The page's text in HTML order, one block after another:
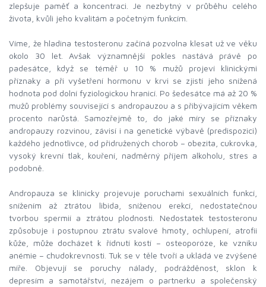
zlepšuje paměť a koncentraci. Je nezbytný v průběhu celého
života, kvůli jeho kvalitám a početným funkcím.
Víme, že hladina testosteronu začíná pozvolna klesat už ve věku
okolo 30 let. Avšak významnější pokles nastává právě po
padesátce, když se téměř u 10 % mužů projeví klinickými
příznaky a při vyšetření hormonu v krvi se zjistí jeho snížená
hodnota pod dolní fyziologickou hranicí. Po šedesátce má až 20 %
mužů problémy související s andropauzou a s přibývajícím věkem
procento narůstá. Samozřejmě to, do jaké míry se příznaky
andropauzy rozvinou, závisí i na genetické výbavě (predispozici)
každého jednotlivce, od přidružených chorob – obezita, cukrovka,
vysoký krevní tlak, kouření, nadměrný příjem alkoholu, stres a
podobně.
Andropauza se klinicky projevuje poruchami sexuálních funkcí,
snížením až ztrátou libida, sníženou erekcí, nedostatečnou
tvorbou spermií a ztrátou plodnosti. Nedostatek testosteronu
způsobuje i postupnou ztrátu svalové hmoty, ochlupení, atrofii
kůže, může docházet k řídnutí kostí – osteoporóze, ke vzniku
anémie – chudokrevnosti. Tuk se v těle tvoří a ukládá ve zvýšené
míře. Objevují se poruchy nálady, podrážděnost, sklon k
depresím a samotářství, nezájem o partnerku a společenský